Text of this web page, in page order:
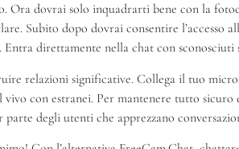
Ora dovrai solo inquadrarti bene con la
Subito dopo dovrai consentire l’accesso
direttamente nella chat con
relazioni significative. Collega il tuo
con estranei. Per mantenere tutto
degli utenti che apprezzano